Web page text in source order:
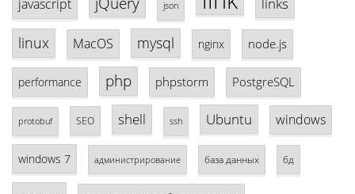
javascript json links
linux MacOS mysql nginx node.js
performance php phpstorm PostgreSQL
protobuf SEO shell ssh Ubuntu windows
windows 7 администрирование база данных бд